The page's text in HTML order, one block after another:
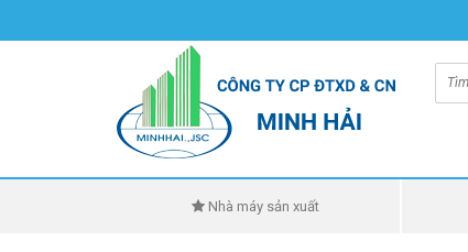
Nhà máy sản xuất